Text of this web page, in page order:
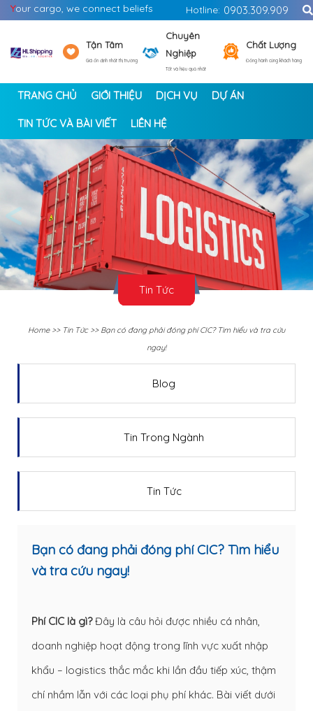
Your cargo, we connect beliefs Hotline: 0903.309.909
Tận Tâm
Giá ổn định nhất thị trường
Chuyên
Nghiệp
Tốt và hiệu quả nhất
Chất Lượng
Đồng hành cùng khách hàng
TRANG CHỦ GIỚI THIỆU DỊCH VỤ DỰ ÁN
TIN TỨC VÀ BÀI VIẾT LIÊN HỆ
< >
Tin Tức
Home>> Tin Tức>> Bạn có đang phải đóng phí CIC? Tìm hiểu và tra cứu
ngay!
Blog
Tin Trong Ngành
Tin Tức
Bạn có đang phải đóng phí CIC? Tìm hiểu
và tra cứu ngay!
Phí CIC là gì?Đây là câu hỏi được nhiều cá nhân,
doanh nghiệp hoạt động trong lĩnh vực xuất nhập
khẩu – logistics thắc mắc khi lần đầu tiếp xúc, thậm
chí nhầm lẫn với các loại phụ phí khác. Bài viết dưới